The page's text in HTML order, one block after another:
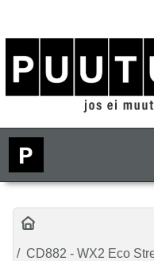
CD882 - WX2 Eco